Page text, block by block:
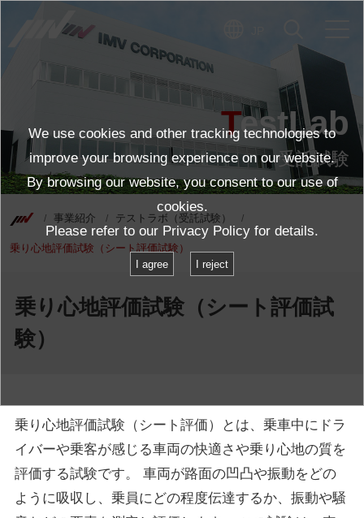
TestLab
受託試験
事業紹介 テストラボ（受託試験）
乗り心地評価試験（シート評価試験）
乗り心地評価試験（シート評価試
験）
乗り心地評価試験（シート評価）とは、乗車中にドラ
イバーや乗客が感じる車両の快適さや乗り心地の質を
評価する試験です。
車両が路面の凹凸や振動をどの
ように吸収し、乗員にどの程度伝達するか、振動や騒
We use cookies and other tracking technologies to
improve your browsing experience on our website.
By browsing our website, you consent to our use of
cookies.
Please refer to our Privacy Policy for details.
I agree I reject